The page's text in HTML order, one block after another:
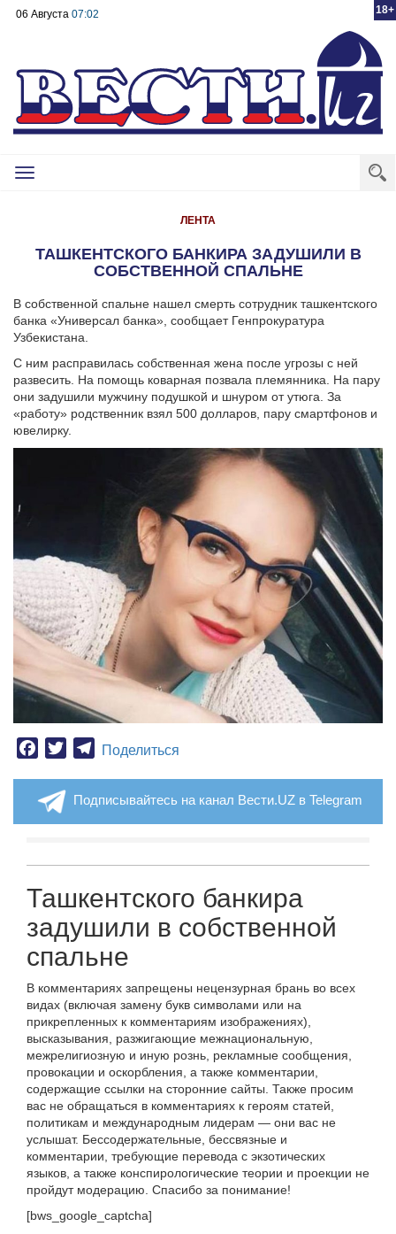
18+
06 Августа 07:02
Toggle
ЛЕНТА
ТАШКЕНТСКОГО БАНКИРА ЗАДУШИЛИ В
СОБСТВЕННОЙ СПАЛЬНЕ
В собственной спальне нашел смерть сотрудник ташкентского
банка «Универсал банка», сообщает Генпрокуратура
Узбекистана.
С ним расправилась собственная жена после угрозы с ней
развесить. На помощь коварная позвала племянника. На пару
они задушили мужчину подушкой и шнуром от утюга. За
«работу» родственник взял 500 долларов, пару смартфонов и
ювелирку.
Facebook
TwitterTelegram
Поделиться
Подписывайтесь на канал Вести.UZ в Telegram
Ташкентского банкира
задушили в собственной
спальне
В комментариях запрещены нецензурная брань во всех
видах (включая замену букв символами или на
прикрепленных к комментариям изображениях),
высказывания, разжигающие межнациональную,
межрелигиозную и иную рознь, рекламные сообщения,
провокации и оскорбления, а также комментарии,
содержащие ссылки на сторонние сайты. Также просим
вас не обращаться в комментариях к героям статей,
политикам и международным лидерам — они вас не
услышат. Бессодержательные, бессвязные и
комментарии, требующие перевода с экзотических
языков, а также конспирологические теории и проекции не
пройдут модерацию. Спасибо за понимание!
[bws_google_captcha]